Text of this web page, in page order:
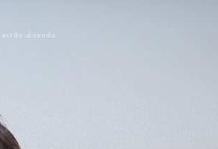
dizendo